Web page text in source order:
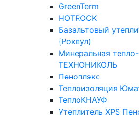
GreenTerm
HOTROCK
Базальтовый
(Роквул)
Минеральная
ТЕХНОНИКОЛЬ
Пеноплэкс
Теплоизоляция
ТеплоКНАУФ
Утеплитель XPS